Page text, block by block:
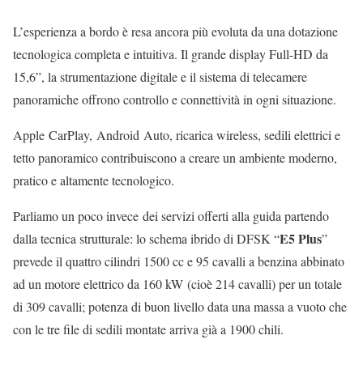
L’esperienza a bordo è resa ancora più evoluta da una dotazione
tecnologica completa e intuitiva. Il grande display Full-HD da
15,6”, la strumentazione digitale e il sistema di telecamere
panoramiche offrono controllo e connettività in ogni situazione.
Apple CarPlay, Android Auto, ricarica wireless, sedili elettrici e
tetto panoramico contribuiscono a creare un ambiente moderno,
pratico e altamente tecnologico.
Parliamo un poco invece dei servizi offerti alla guida partendo
dalla tecnica strutturale: lo schema ibrido di DFSK “E5 Plus”
prevede il quattro cilindri 1500 cc e 95 cavalli a benzina abbinato
ad un motore elettrico da 160 kW (cioè 214 cavalli) per un totale
di 309 cavalli; potenza di buon livello data una massa a vuoto che
con le tre file di sedili montate arriva già a 1900 chili.